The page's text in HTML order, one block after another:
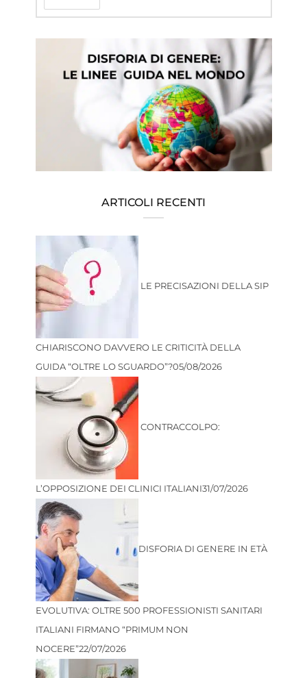
ARTICOLI RECENTI
LE PRECISAZIONI DELLA SIP
CHIARISCONO DAVVERO LE CRITICITÀ DELLA
GUIDA “OLTRE LO SGUARDO”?05/08/2026
CONTRACCOLPO:
L’OPPOSIZIONE DEI CLINICI ITALIANI31/07/2026
DISFORIA DI GENERE IN ETÀ
EVOLUTIVA: OLTRE 500 PROFESSIONISTI SANITARI
ITALIANI FIRMANO “PRIMUM NON
NOCERE”22/07/2026